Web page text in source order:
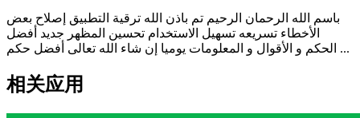
باسم الله الرحمان الرحيم تم باذن الله ترقية التطبيق إصلاح بعض
الأخطاء تسريعه تسهيل الاستخدام تحسين المظهر جديد أفضل
الحكم و الأقوال و المعلومات يوميا إن شاء الله تعالى أفضل حكم ...
相关应用